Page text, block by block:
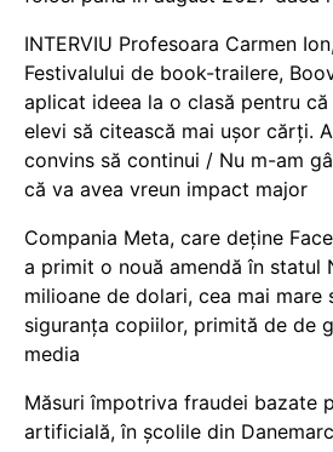
INTERVIU Profesoara Carmen
Festivalului de book-trailere,
aplicat ideea la o clasă pentru
elevi să citească mai ușor cărți.
convins să continui / Nu m-am
că va avea vreun impact major
Compania Meta, care deține
a primit o nouă amendă în statul
milioane de dolari, cea mai mare
siguranța copiilor, primită de de
media
Măsuri împotriva fraudei bazate
artificială, în școlile din